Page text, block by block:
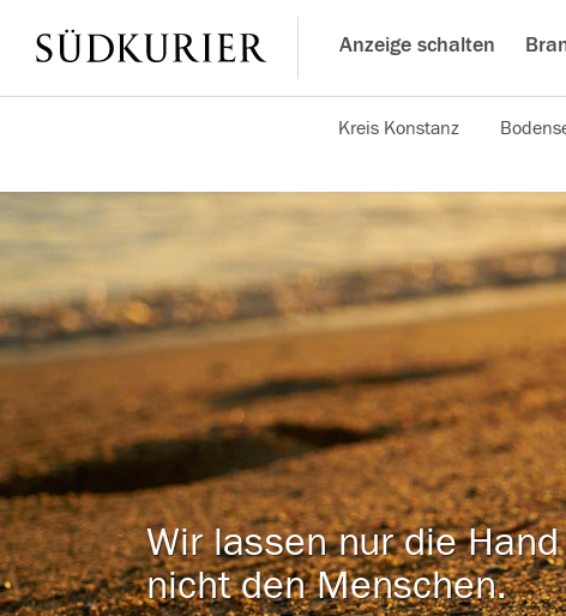
Anzeige schalten
Kreis Konstanz
Wir lassen nur die
nicht den Menschen.